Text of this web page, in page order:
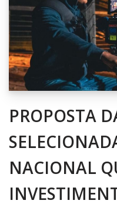
PROPOSTA
NACIONAL